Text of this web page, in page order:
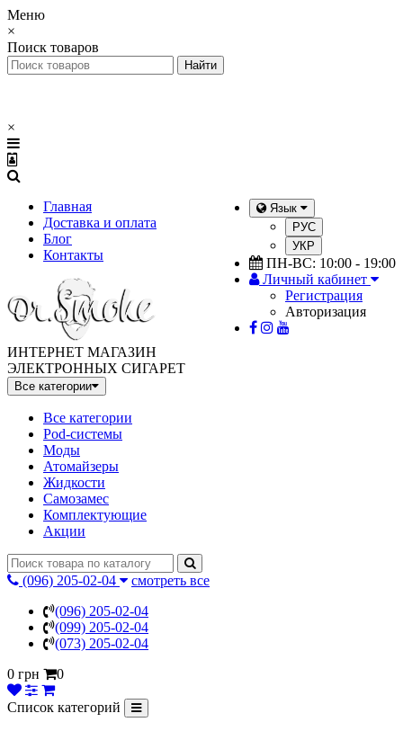
Меню
×
Поиск товаров
×
Главная
Доставка и оплата
Блог
Контакты
Язык
РУС
УКР
ПН-ВС: 10:00 - 19:00
Личный кабинет
Регистрация
Авторизация
ИНТЕРНЕТ МАГАЗИН
ЭЛЕКТРОННЫХ СИГАРЕТ
Все категории
Все категории
Pod-системы
Моды
Атомайзеры
Жидкости
Самозамес
Комплектующие
Акции
(096) 205-02-04
смотреть все
(096) 205-02-04
(099) 205-02-04
(073) 205-02-04
0 грн
0
Список категорий